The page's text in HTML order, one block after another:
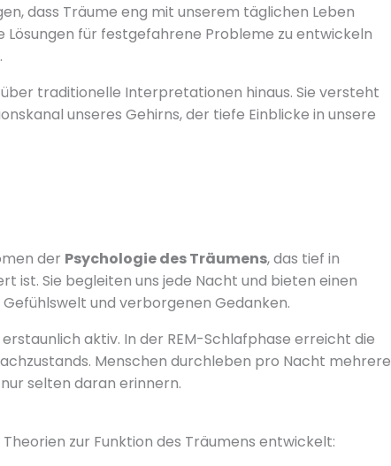
dass Träume eng mit unserem täglichen Leben
Lösungen für festgefahrene Probleme zu entwickeln
traditionelle Interpretationen hinaus. Sie versteht
unseres Gehirns, der tiefe Einblicke in unsere
der Psychologie des Träumens, das tief in
ist. Sie begleiten uns jede Nacht und bieten einen
und verborgenen Gedanken.
aktiv. In der REM-Schlafphase erreicht die
Menschen durchleben pro Nacht mehrere
selten daran erinnern.
zur Funktion des Träumens entwickelt: